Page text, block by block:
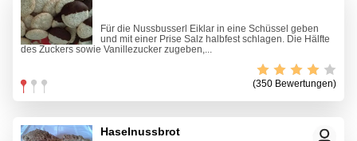
Für die Nussbusserl Eiklar in eine Schüssel geben
und mit einer Prise Salz halbfest schlagen. Die Hälfte
des Zuckers sowie Vanillezucker zugeben,...
(350 Bewertungen)
Haselnussbrot